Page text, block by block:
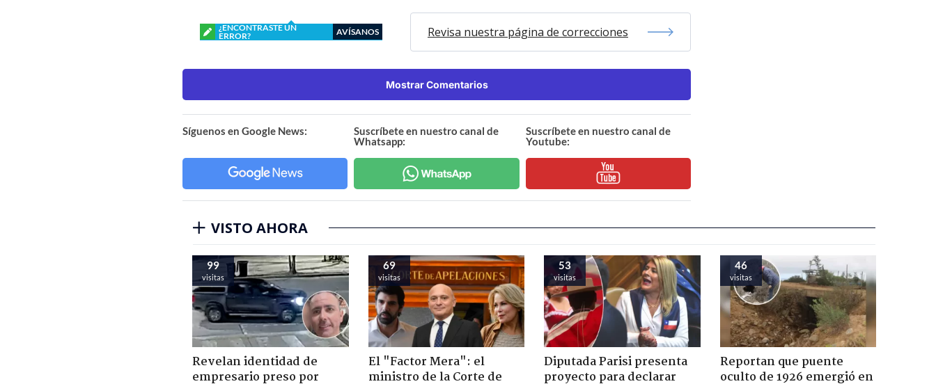
¿ENCONTRASTE UN
ERROR?
AVÍSANOS Revisa nuestra página de correcciones
Mostrar Comentarios
Síguenos en Google News:
Suscríbete en nuestro canal de
Whatsapp:
Suscríbete en nuestro canal de
Youtube:
VISTO AHORA
99
visitas
Revelan identidad de
empresario preso por
69
visitas
El "Factor Mera": el
ministro de la Corte de
53
visitas
Diputada Parisi presenta
proyecto para declarar
46
visitas
Reportan que puente
oculto de 1926 emergió en